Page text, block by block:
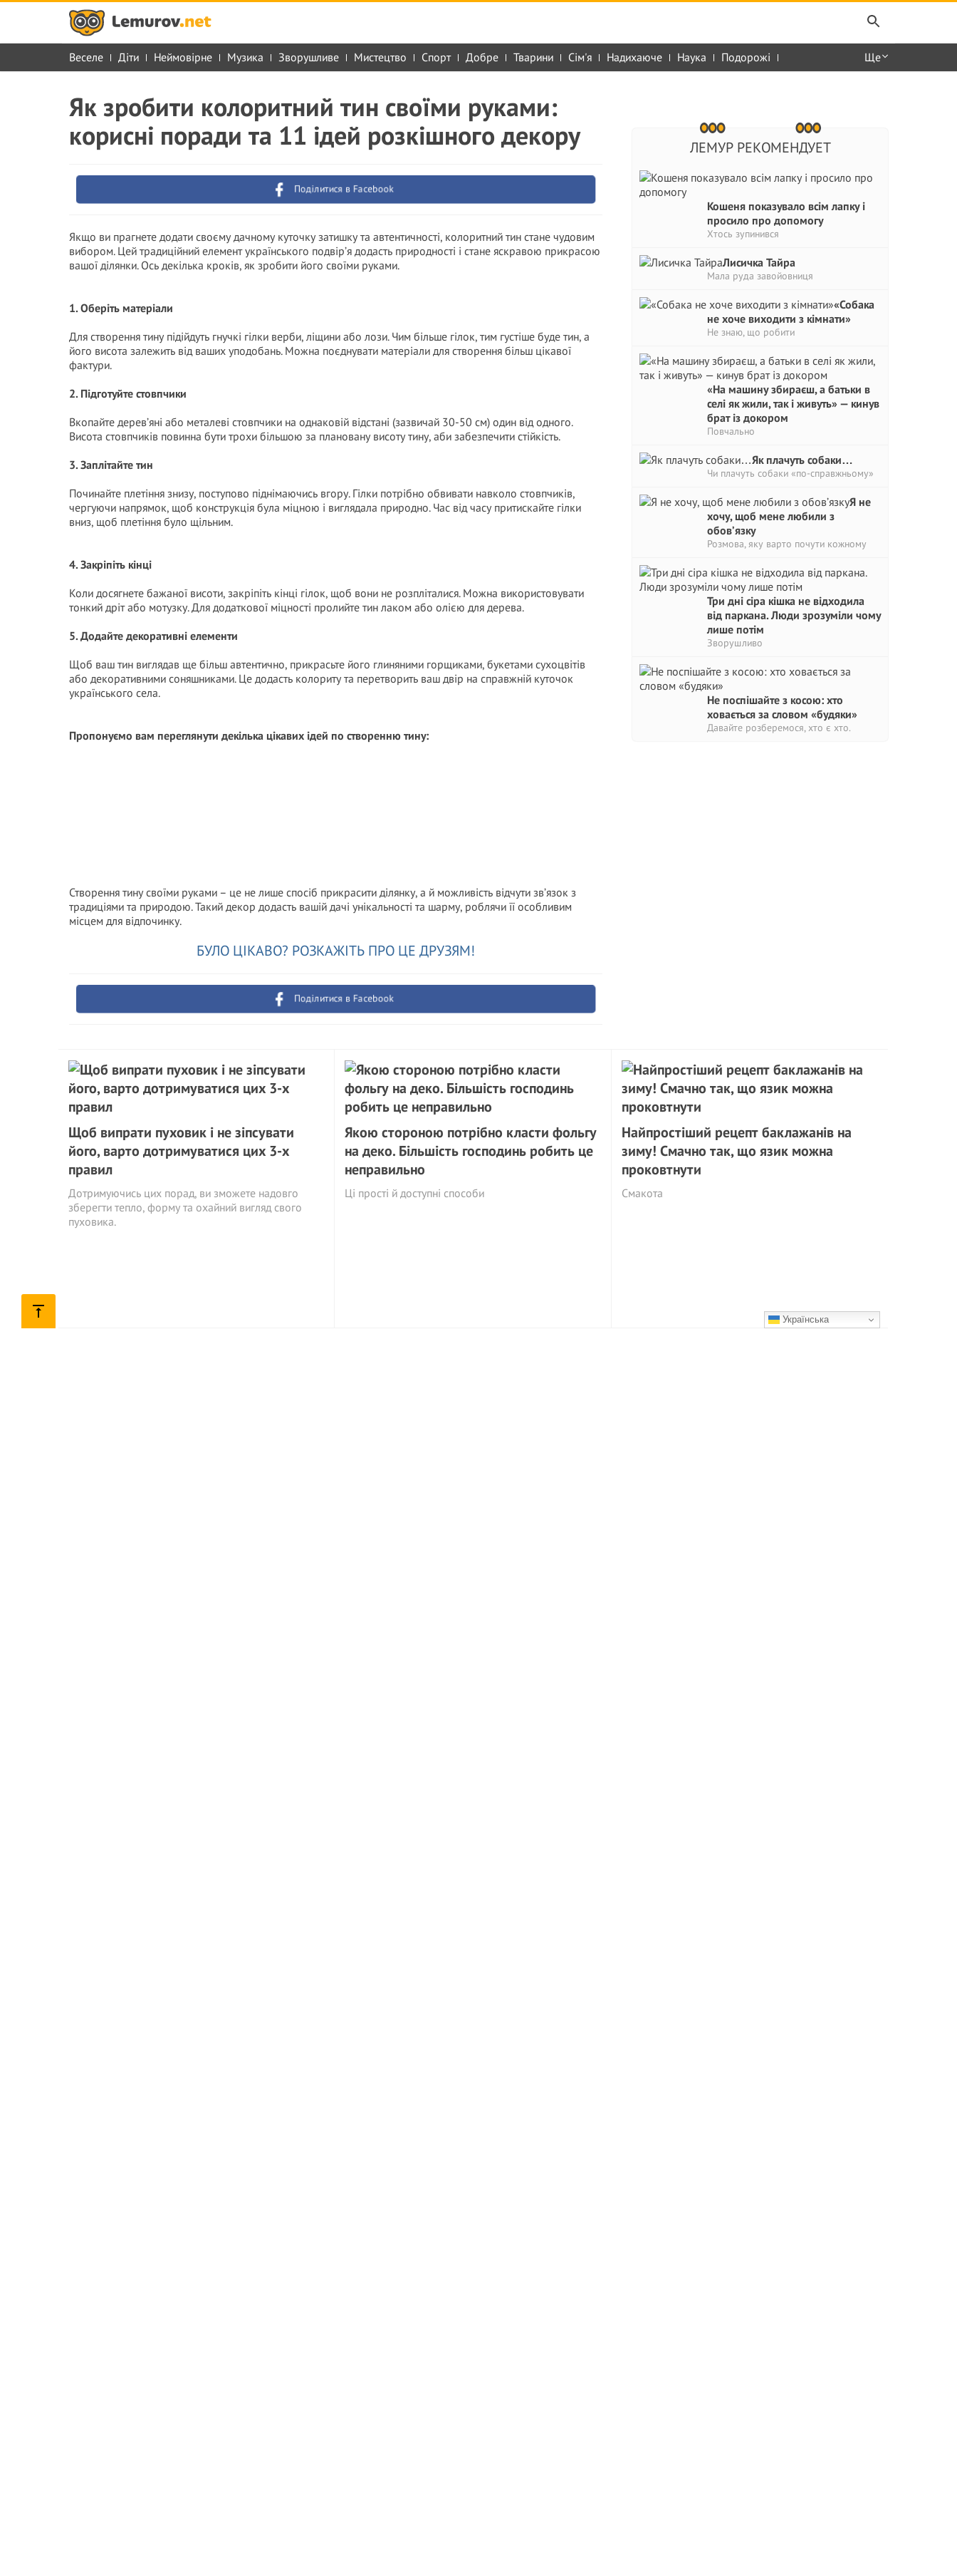
Веселе Діти Неймовірне Музика Зворушливе Мистецтво Спорт Добре Тварини Сім'я Надихаюче Наука Подорожі Ще
ЛЕМУР РЕКОМЕНДУЕТ
Кошеня показувало всім лапку і
просило про допомогу
Хтось зупинився
Лисичка Тайра
Мала руда завойовниця
«Собака
не хоче виходити з кімнати»
Не знаю, що робити
«На машину збираєш, а батьки в
селі як жили, так і живуть» — кинув
брат із докором
Повчально
Як плачуть собаки…
Чи плачуть собаки «по-справжньому»
Я не
хочу, щоб мене любили з
обов’язку
Розмова, яку варто почути кожному
Три дні сіра кішка не відходила
від паркана. Люди зрозуміли чому
лише потім
Зворушливо
Не поспішайте з косою: хто
ховається за словом «будяки»
Давайте розберемося, хто є хто.
Як зробити колоритний тин своїми руками:
корисні поради та 11 ідей розкішного декору
Поділитися в Facebook
Якщо ви прагнете додати своєму дачному куточку затишку та автентичності, колоритний тин стане чудовим
вибором. Цей традиційний елемент українського подвір’я додасть природності і стане яскравою прикрасою
вашої ділянки. Ось декілька кроків, як зробити його своїми руками.
1. Оберіть матеріали
Для створення тину підійдуть гнучкі гілки верби, ліщини або лози. Чим більше гілок, тим густіше буде тин, а
його висота залежить від ваших уподобань. Можна поєднувати матеріали для створення більш цікавої
фактури.
2. Підготуйте стовпчики
Вкопайте дерев’яні або металеві стовпчики на однаковій відстані (зазвичай 30-50 см) один від одного.
Висота стовпчиків повинна бути трохи більшою за плановану висоту тину, аби забезпечити стійкість.
3. Заплітайте тин
Починайте плетіння знизу, поступово піднімаючись вгору. Гілки потрібно обвивати навколо стовпчиків,
чергуючи напрямок, щоб конструкція була міцною і виглядала природно. Час від часу притискайте гілки
вниз, щоб плетіння було щільним.
4. Закріпіть кінці
Коли досягнете бажаної висоти, закріпіть кінці гілок, щоб вони не розпліталися. Можна використовувати
тонкий дріт або мотузку. Для додаткової міцності пролийте тин лаком або олією для дерева.
5. Додайте декоративні елементи
Щоб ваш тин виглядав ще більш автентично, прикрасьте його глиняними горщиками, букетами сухоцвітів
або декоративними соняшниками. Це додасть колориту та перетворить ваш двір на справжній куточок
українського села.
Пропонуємо вам переглянути декілька цікавих ідей по створенню тину:
Створення тину своїми руками – це не лише спосіб прикрасити ділянку, а й можливість відчути зв’язок з
традиціями та природою. Такий декор додасть вашій дачі унікальності та шарму, роблячи її особливим
місцем для відпочинку.
БУЛО ЦІКАВО? РОЗКАЖІТЬ ПРО ЦЕ ДРУЗЯМ!
Поділитися в Facebook
Щоб випрати пуховик і не зіпсувати
його, варто дотримуватися цих 3-х
правил
Дотримуючись цих порад, ви зможете надовго
зберегти тепло, форму та охайний вигляд свого
пуховика.
Якою стороною потрібно класти фольгу
на деко. Більшість господинь робить це
неправильно
Ці прості й доступні способи
Найпростіший рецепт баклажанів на
зиму! Смачно так, що язик можна
проковтнути
Смакота
Українська